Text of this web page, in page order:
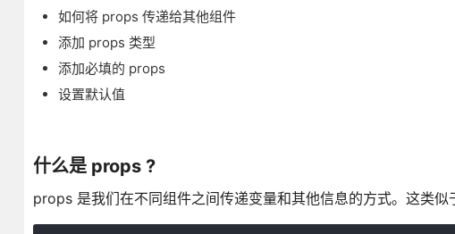
如何将 props 传递给其他组件
添加 props 类型
添加必填的 props
设置默认值
什么是 props ?
props 是我们在不同组件之间传递变量和其他信息的方式。这类